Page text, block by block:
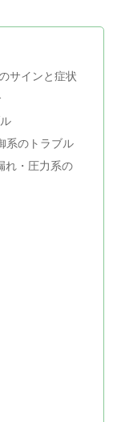
サインと症状
系のトラブル
れ・圧力系の